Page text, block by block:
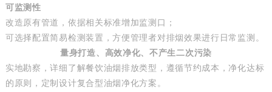
可监测性
改造原有管道，依据相关标准增加监测口；
可选择配置简易检测装置，方便管理者对排烟效果进行日常监测。
量身打造、高效净化、不产生二次污染
实地勘察，详细了解餐饮油烟排放类型，遵循节约成本，净化达标
的原则，定制设计复合型油烟净化方案。